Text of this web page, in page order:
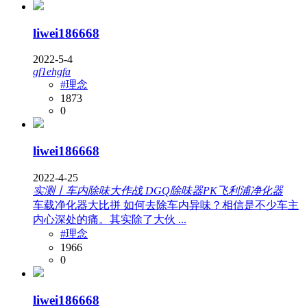
liwei186668
2022-5-4
gf1ehgfa
#理念
1873
0
liwei186668
2022-4-25
实测丨车内除味大作战 DGQ除味器PK飞利浦净化器
车载净化器大比拼 如何去除车内异味？相信是不少车主
内心深处的痛。其实除了大伙 ...
#理念
1966
0
liwei186668